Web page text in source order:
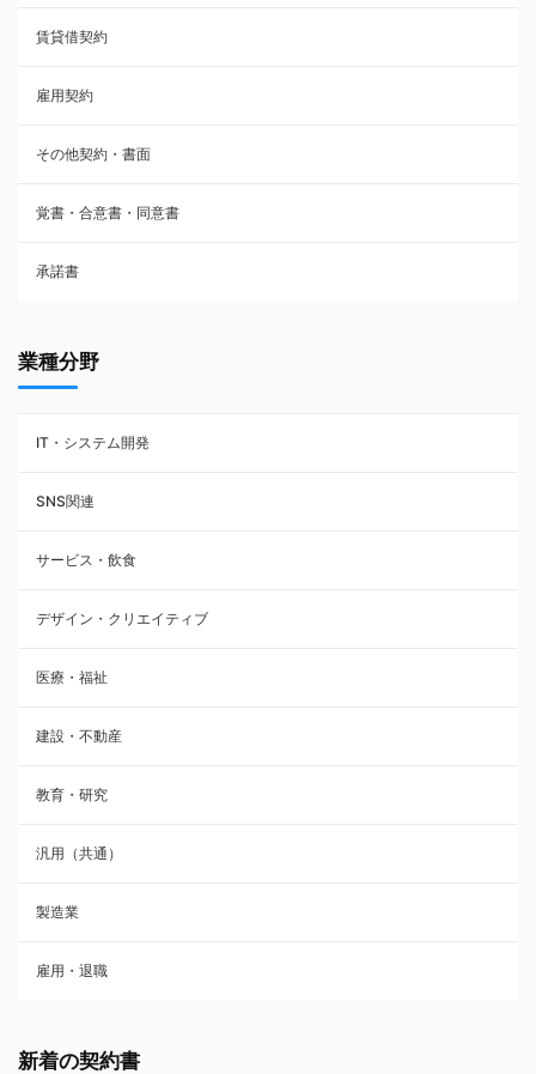
売買契約
株主総会議事録・関連書類
請負契約
フランチャイズ契約
賃貸借契約
賃貸借契約
雇用契約
その他契約・書面
覚書・合意書・同意書
承諾書
業種分野
IT・システム開発
SNS関連
サービス・飲食
デザイン・クリエイティブ
医療・福祉
建設・不動産
教育・研究
汎用（共通）
製造業
雇用・退職
新着の契約書